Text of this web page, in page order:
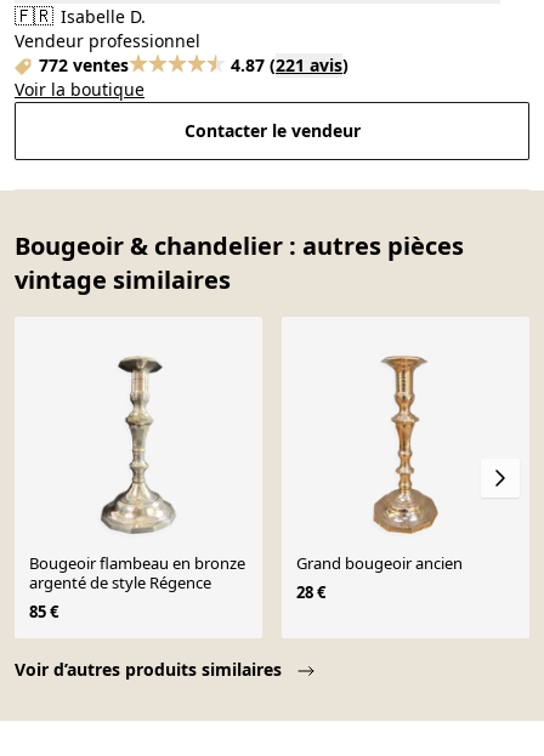
🇫🇷 Isabelle D.
Vendeur professionnel
772 ventes
4.87 (221 avis)
Voir la boutique
Contacter le vendeur
Bougeoir & chandelier : autres pièces
vintage similaires
Voir d’autres produits similaires
Bougeoir flambeau en bronze
argenté de style Régence
85 €
Grand bougeoir ancien
28 €